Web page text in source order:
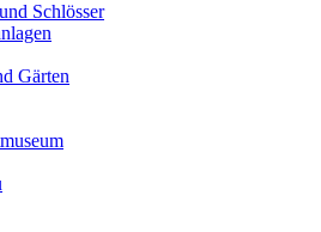
Schlösser
Gärten